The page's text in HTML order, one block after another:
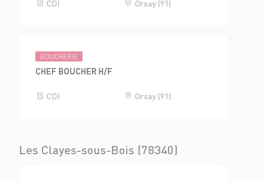
CDI Orsay (91)
BOUCHERIE
CHEF BOUCHER H/F
CDI Orsay (91)
Les Clayes-sous-Bois (78340)